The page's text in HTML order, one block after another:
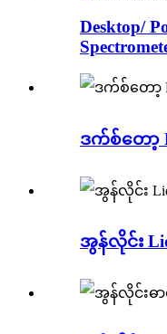
Desktop/
ဒက်စ်တော့
အွန်လိုင်း